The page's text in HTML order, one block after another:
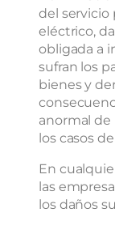
del servicio
eléctrico,
obligada a
sufran los
bienes y
anormal de
los casos
En
las
los daños